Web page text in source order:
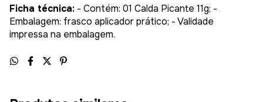
Ficha técnica: - Contém: 01 Calda Picante 11g; -
Embalagem: frasco aplicador prático; - Validade
impressa na embalagem.